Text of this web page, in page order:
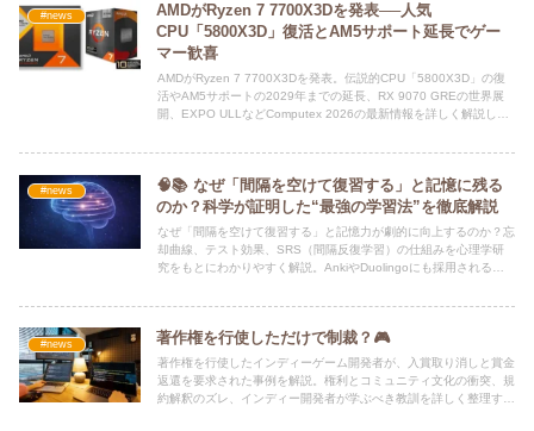
#news
AMDがRyzen 7 7700X3Dを発表──人気
CPU「5800X3D」復活とAM5サポート延長でゲー
マー歓喜
AMDがRyzen 7 7700X3Dを発表。伝説的CPU「5800X3D」の復
活やAM5サポートの2029年までの延長、RX 9070 GREの世界展
開、EXPO ULLなどComputex 2026の最新情報を詳しく解説しま
#news
🧠📚 なぜ「間隔を空けて復習する」と記憶に残る
のか？科学が証明した“最強の学習法”を徹底解説
なぜ「間隔を空けて復習する」と記憶力が劇的に向上するのか？忘
却曲線、テスト効果、SRS（間隔反復学習）の仕組みを心理学研
究をもとにわかりやすく解説。AnkiやDuolingoにも採用される最
#news 著作権を行使しただけで制裁？🎮
著作権を行使したインディーゲーム開発者が、入賞取り消しと賞金
返還を要求された事例を解説。権利とコミュニティ文化の衝突、規
約解釈のズレ、インディー開発者が学ぶべき教訓を詳しく整理す